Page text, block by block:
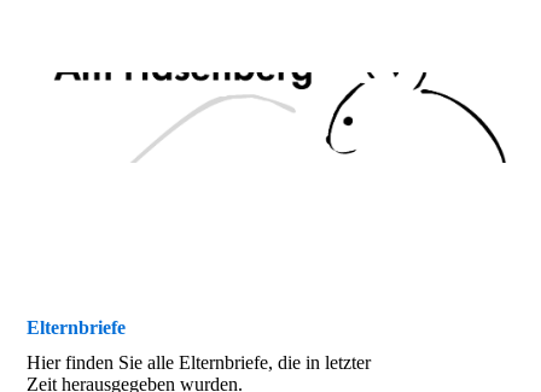
Elternbriefe
Hier finden Sie alle Elternbriefe, die in letzter
Zeit herausgegeben wurden.